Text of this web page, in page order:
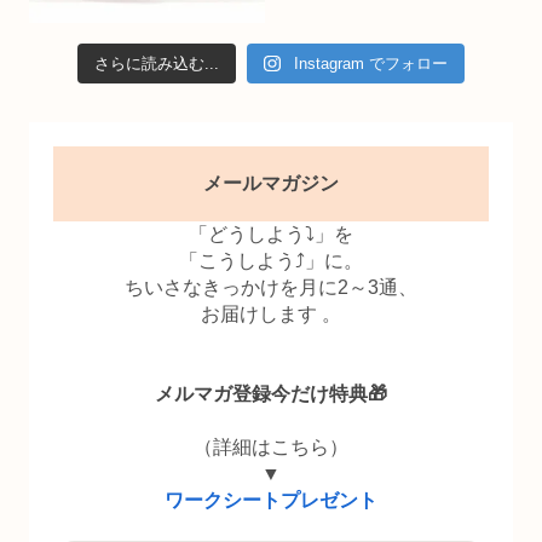
さらに読み込む... Instagram でフォロー
メールマガジン
「どうしよう⤵」を
「こうしよう⤴」に。
ちいさなきっかけを月に2～3通、
お届けします 。
メルマガ登録今だけ特典🎁
（詳細はこちら）
▼
ワークシートプレゼント